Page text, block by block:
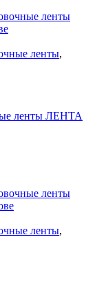
ленты,
ленты,